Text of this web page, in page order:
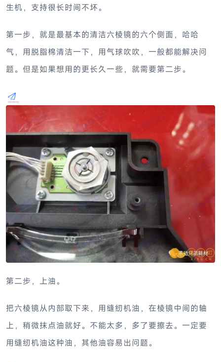
生机，支持很长时间不坏。
第一步，就是最基本的清洁六棱镜的六个侧面，哈哈
气，用脱脂棉清洁一下，用气球吹吹，一般都能解决问
题。但是如果想用的更长久一些，就需要第二步。
第二步，上油。
把六棱镜从内部取下来，用缝纫机油，在棱镜中间的轴
上，稍微抹点油就好。不能太多，多了要擦去。一定要
用缝纫机油这种油，其他油容易出问题。